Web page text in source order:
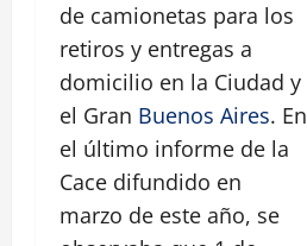
de camionetas para los
retiros y entregas a
domicilio en la Ciudad y
el Gran Buenos Aires. En
el último informe de la
Cace difundido en
marzo de este año, se